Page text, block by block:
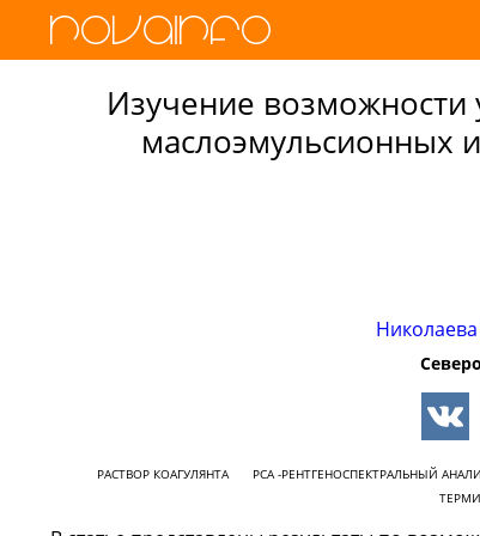
Изучение возможности
маслоэмульсионных
РАСТВОР КОАГУЛЯНТА РСА -РЕНТГЕНОСПЕКТРАЛЬНЫЙ